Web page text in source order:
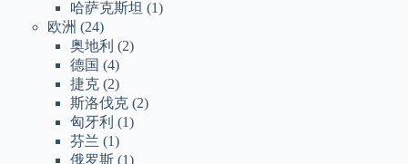
哈萨克斯坦 (1)
欧洲 (24)
奥地利 (2)
德国 (4)
捷克 (2)
斯洛伐克 (2)
匈牙利 (1)
芬兰 (1)
俄罗斯 (1)